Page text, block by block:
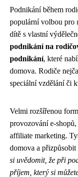
Podnikání během
populární volbou pro
dítě s vlastní
podnikání na
podnikání, které
domova. Rodiče
speciální vzdělání či
Velmi rozšířenou
provozování e-
affiliate marketing.
domova a
si uvědomit, že při
příjem, který si